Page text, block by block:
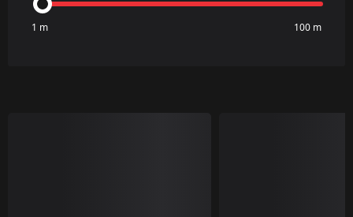
1 m 100 m